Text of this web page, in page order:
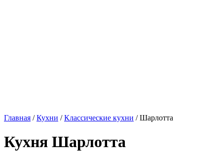
Главная /Кухни /Классические кухни / Шарлотта
Кухня Шарлотта